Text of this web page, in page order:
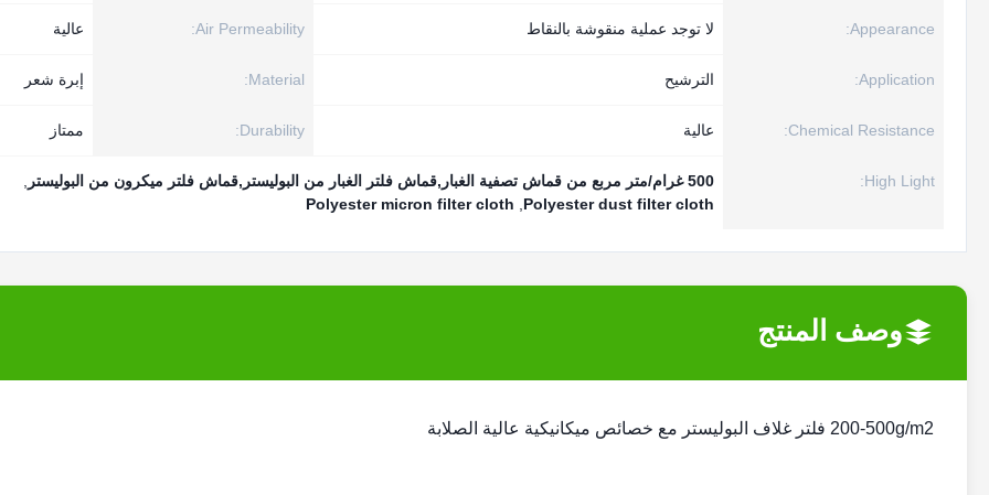
Appearance: لا توجد عملية منقوشة بالنقاط Air Permeability: عالية
Application: الترشيح Material: إبرة شعر
Chemical Resistance: عالية Durability: ممتاز
High Light: 500 غرام/متر مربع من قماش تصفية الغبار,قماش فلتر الغبار من البوليستر,قماش فلتر ميكرون من البوليستر
Polyester dust filter cloth
Polyester micron filter cloth
وصف المنتج
200-500g/m2 فلتر غلاف البوليستر مع خصائص ميكانيكية عالية الصلابة